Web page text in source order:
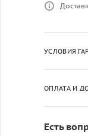
УСЛОВИЯ
ОПЛАТА И
Есть